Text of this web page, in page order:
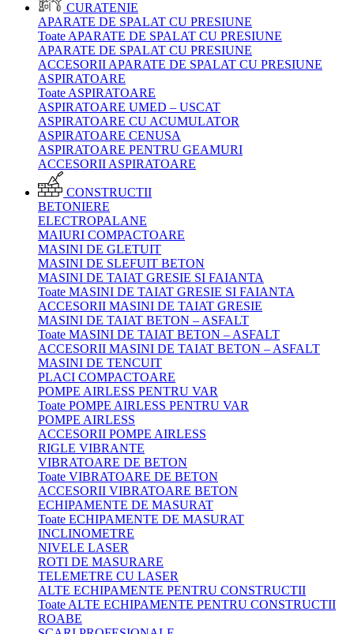
CURATENIE
APARATE DE SPALAT CU PRESIUNE
Toate APARATE DE SPALAT CU PRESIUNE
APARATE DE SPALAT CU PRESIUNE
ACCESORII APARATE DE SPALAT CU PRESIUNE
ASPIRATOARE
Toate ASPIRATOARE
ASPIRATOARE UMED – USCAT
ASPIRATOARE CU ACUMULATOR
ASPIRATOARE CENUSA
ASPIRATOARE PENTRU GEAMURI
ACCESORII ASPIRATOARE
CONSTRUCTII
BETONIERE
ELECTROPALANE
MAIURI COMPACTOARE
MASINI DE GLETUIT
MASINI DE SLEFUIT BETON
MASINI DE TAIAT GRESIE SI FAIANTA
Toate MASINI DE TAIAT GRESIE SI FAIANTA
ACCESORII MASINI DE TAIAT GRESIE
MASINI DE TAIAT BETON – ASFALT
Toate MASINI DE TAIAT BETON – ASFALT
ACCESORII MASINI DE TAIAT BETON – ASFALT
MASINI DE TENCUIT
PLACI COMPACTOARE
POMPE AIRLESS PENTRU VAR
Toate POMPE AIRLESS PENTRU VAR
POMPE AIRLESS
ACCESORII POMPE AIRLESS
RIGLE VIBRANTE
VIBRATOARE DE BETON
Toate VIBRATOARE DE BETON
ACCESORII VIBRATOARE BETON
ECHIPAMENTE DE MASURAT
Toate ECHIPAMENTE DE MASURAT
INCLINOMETRE
NIVELE LASER
ROTI DE MASURARE
TELEMETRE CU LASER
ALTE ECHIPAMENTE PENTRU CONSTRUCTII
Toate ALTE ECHIPAMENTE PENTRU CONSTRUCTII
ROABE